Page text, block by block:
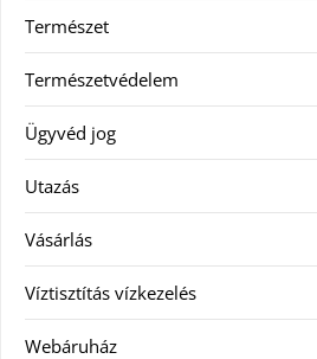
Természet
Természetvédelem
Ügyvéd jog
Utazás
Vásárlás
Víztisztítás vízkezelés
Webáruház